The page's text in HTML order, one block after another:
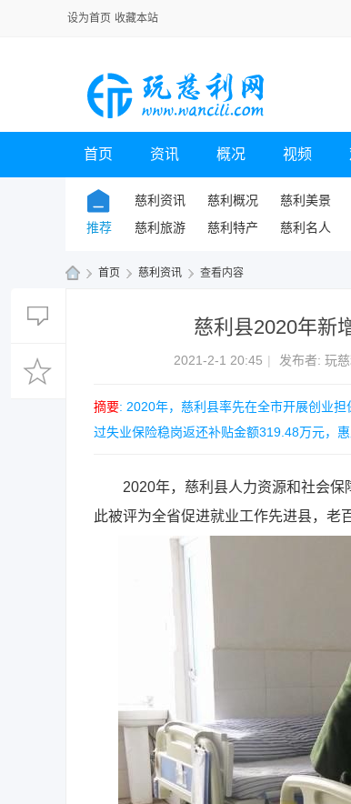
设为首页 收藏本站
首页 资讯 概况 视频
推荐
慈利资讯 慈利概况 慈利美景
慈利旅游
慈利特产 慈利名人
› 首页 › 慈利资讯 › 查看内容
慈利县2020年新
2021-2-1 20:45 | 发布者: 玩
摘要: 2020年，慈利县率先在全市开展创业
过失业保险稳岗返还补贴金额319.48万元，
2020年，慈利县人力资源和社会保
此被评为全省促进就业工作先进县，老